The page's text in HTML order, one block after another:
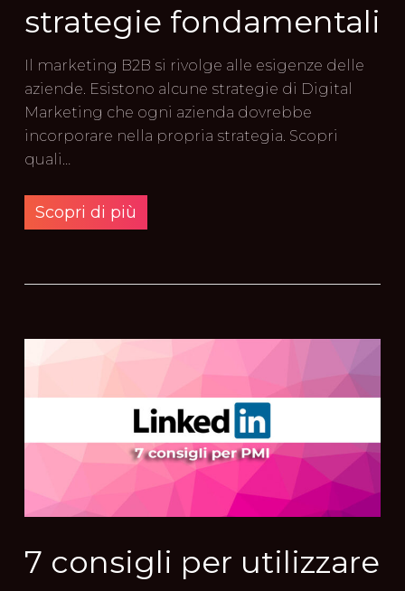
strategie fondamentali
Il marketing B2B si rivolge alle esigenze delle
aziende. Esistono alcune strategie di Digital
Marketing che ogni azienda dovrebbe
incorporare nella propria strategia. Scopri
quali…
Scopri di più
7 consigli per utilizzare